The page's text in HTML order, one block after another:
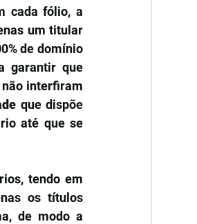
cada fólio, a
um titular
de domínio
garantir que
não interfiram
que dispõe
até que se
tendo em
os títulos
de modo a